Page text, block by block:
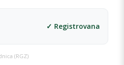
✓ Registrovana
(RGZ)